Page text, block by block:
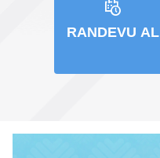
RANDEVU AL